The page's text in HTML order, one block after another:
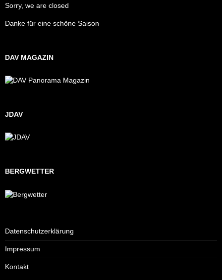
Sorry, we are closed
Danke für eine schöne Saison
DAV MAGAZIN
JDAV
BERGWETTER
Datenschutzerklärung
Impressum
Kontakt